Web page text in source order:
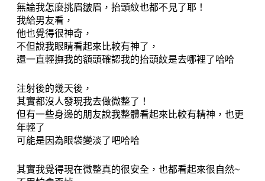
無論我怎麼挑眉皺眉，抬頭紋也都不見了耶！
我給男友看，
他也覺得很神奇，
不但說我眼睛看起來比較有神了，
還一直輕撫我的額頭確認我的抬頭紋是去哪裡了哈哈
注射後的幾天後，
其實都沒人發現我去做微整了！
但有一些身邊的朋友說我整體看起來比較有精神，也更
年輕了
可能是因為眼袋變淡了吧哈哈
其實我覺得現在微整真的很安全，也都看起來很自然~